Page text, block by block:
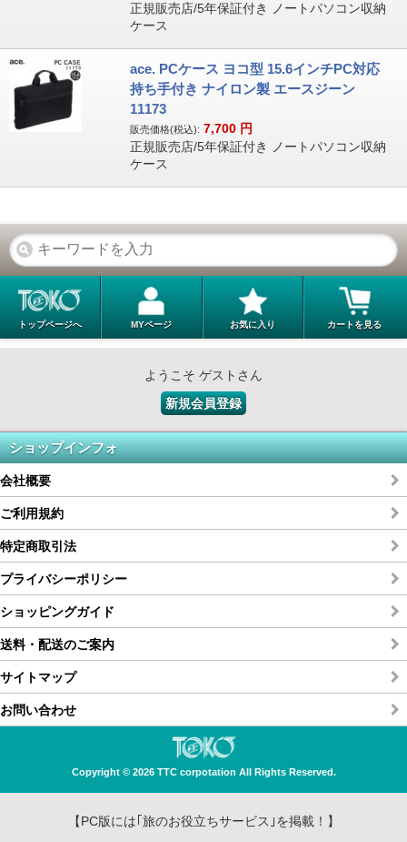
正規販売店/5年保証付き ノートパソコン収納
ケース
ace. PCケース ヨコ型 15.6インチPC対応
持ち手付き ナイロン製 エースジーン
11173
販売価格(税込): 7,700 円
正規販売店/5年保証付き ノートパソコン収納
ケース
トップページへ MYページ お気に入り カートを見る
ようこそ ゲストさん
新規会員登録
ショップインフォ
会社概要
ご利用規約
特定商取引法
プライバシーポリシー
ショッピングガイド
送料・配送のご案内
サイトマップ
お問い合わせ
Copyright © 2026 TTC corpotation All Rights Reserved.
【PC版には｢旅のお役立ちサービス｣を掲載！】